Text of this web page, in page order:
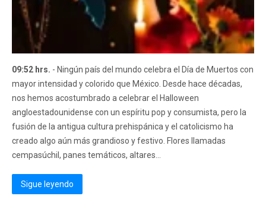
09:52 hrs. - Ningún país del mundo celebra el Día de Muertos con
mayor intensidad y colorido que México. Desde hace décadas,
nos hemos acostumbrado a celebrar el Halloween
angloestadounidense con un espíritu pop y consumista, pero la
fusión de la antigua cultura prehispánica y el catolicismo ha
creado algo aún más grandioso y festivo. Flores llamadas
cempasúchil, panes temáticos, altares...
Sigue leyendo